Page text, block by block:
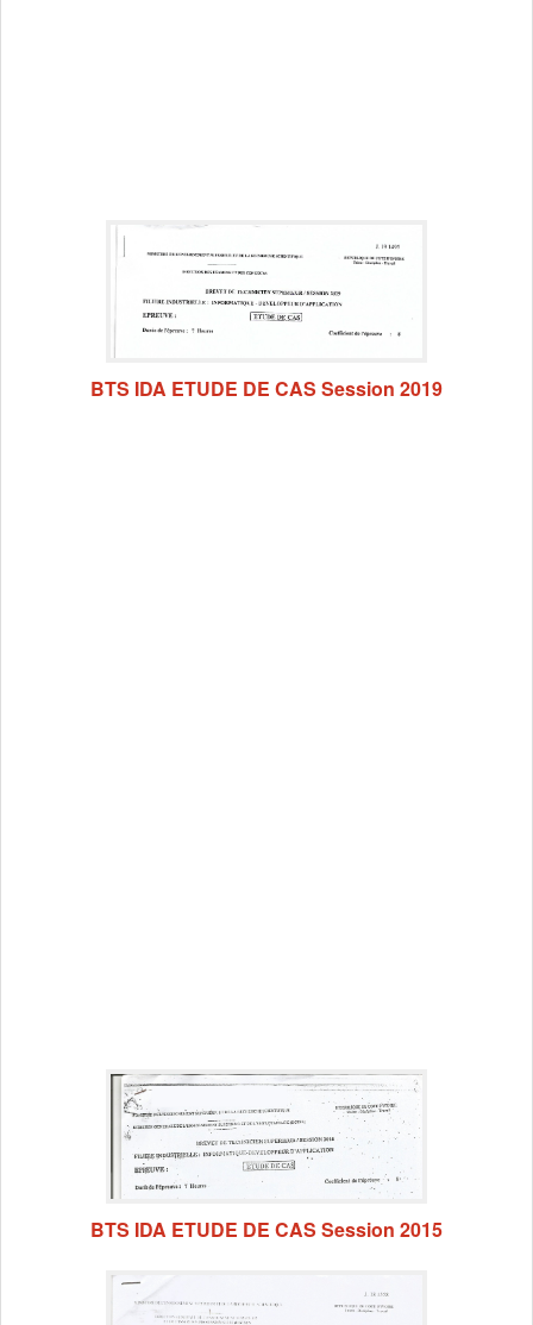
BTS IDA ETUDE DE CAS Session 2019
BTS IDA ETUDE DE CAS Session 2015